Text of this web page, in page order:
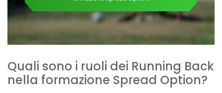
Quali sono i ruoli dei Running Back
nella formazione Spread Option?